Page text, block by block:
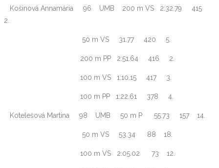
Košinová Annamária 96 UMB 200 m VS 2:32.79 415
2.
50 m VS 31.77 420 5.
200 m PP 2:51.64 416 2.
100 m VS 1:10.15 417 3.
100 m PP 1:22.61 378 4.
Kotelešová Martina 98 UMB 50 m P 55.73 157 14.
50 m VS 53.34 88 18.
100 m VS 2:05.02 73 12.